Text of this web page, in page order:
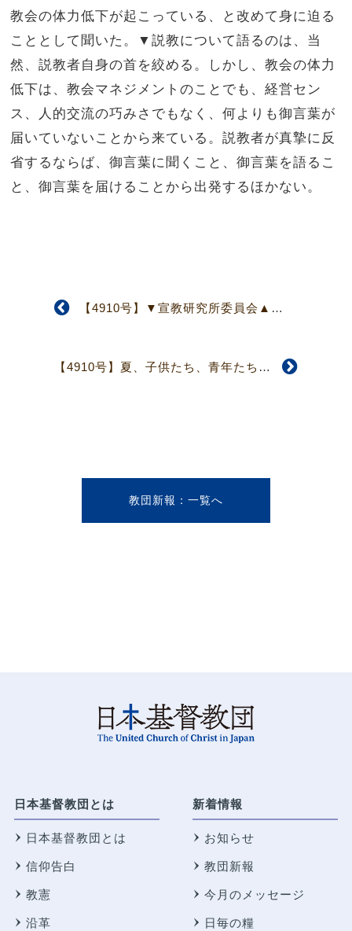
教会の体力低下が起こっている、と改めて身に迫る
こととして聞いた。▼説教について語るのは、当
然、説教者自身の首を絞める。しかし、教会の体力
低下は、教会マネジメントのことでも、経営セン
ス、人的交流の巧みさでもなく、何よりも御言葉が
届いていないことから来ている。説教者が真摯に反
省するならば、御言葉に聞くこと、御言葉を語るこ
と、御言葉を届けることから出発するほかない。
【4910号】▼宣教研究所委員会▲ 今期、5つの研究テーマを決定
【4910号】夏、子供たち、青年たち、海外へ派遣
教団新報
日本基督教団とは
日本基督教団とは
信仰告白
教憲
沿革
新着情報
お知らせ
教団新報
今月のメッセージ
日毎の糧